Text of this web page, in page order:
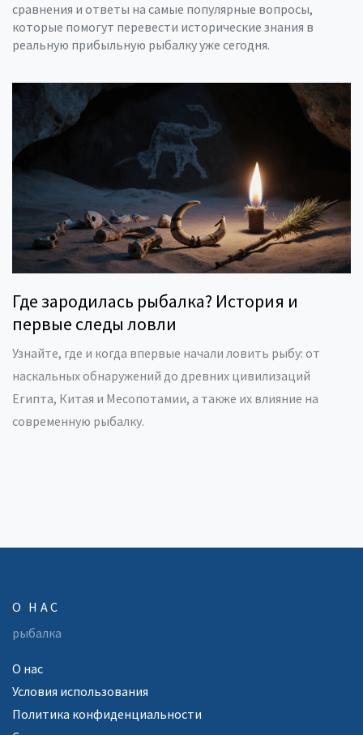
сравнения и ответы на самые популярные вопросы,
которые помогут перевести исторические знания в
реальную прибыльную рыбалку уже сегодня.
Где зародилась рыбалка? История и
первые следы ловли
Узнайте, где и когда впервые начали ловить рыбу: от
наскальных обнаружений до древних цивилизаций
Египта, Китая и Месопотамии, а также их влияние на
современную рыбалку.
О НАС
рыбалка
О нас
Условия использования
Политика конфиденциальности